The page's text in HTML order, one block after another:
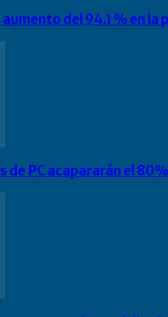
aumento del 94.1 % en
de PC acapararán el